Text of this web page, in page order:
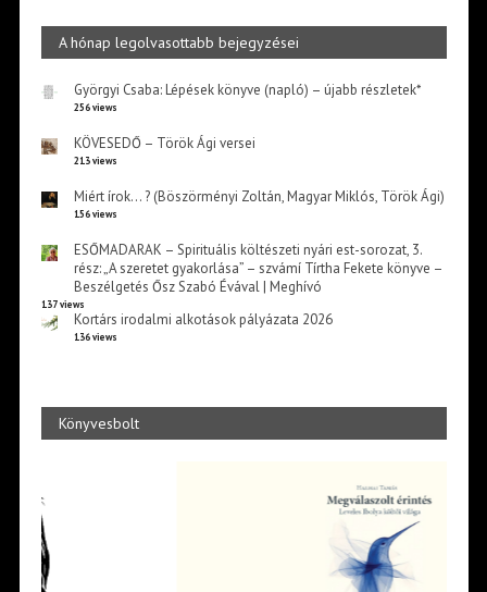
A hónap legolvasottabb bejegyzései
Györgyi Csaba: Lépések könyve (napló) – újabb részletek*
256 views
KÖVESEDŐ – Török Ági versei
213 views
Miért írok… ? (Böszörményi Zoltán, Magyar Miklós, Török Ági)
156 views
ESŐMADARAK – Spirituális költészeti nyári est-sorozat, 3.
rész: „A szeretet gyakorlása” – szvámí Tírtha Fekete könyve –
Beszélgetés Ősz Szabó Évával | Meghívó
137 views
Kortárs irodalmi alkotások pályázata 2026
136 views
Könyvesbolt